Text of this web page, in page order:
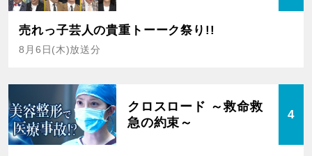
売れっ子芸人の貴重トーーク祭り!!
8月6日(木)放送分
クロスロード ～救命救
急の約束～
4